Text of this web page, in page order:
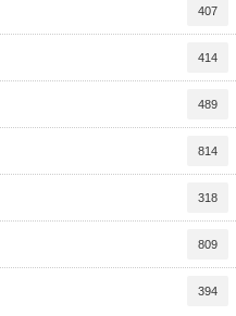
407
414
489
814
318
809
394